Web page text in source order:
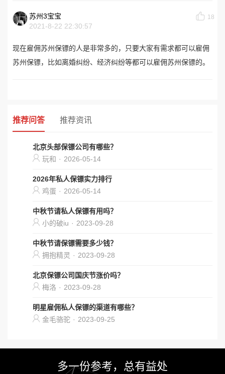
苏州3宝宝
2021-8-22 22:30:57
18
现在雇佣苏州保镖的人是非常多的，只要大家有需求都可以雇佣
苏州保镖，比如离婚纠纷、经济纠纷等都可以雇佣苏州保镖的。
推荐问答 推荐资讯
北京头部保镖公司有哪些？
玩和 · 2026-05-14
2026年私人保镖实力排行
鸡蛋 · 2026-05-14
中秋节请私人保镖有用吗？
小的破iu · 2023-09-28
中秋节请保镖需要多少钱？
拥抱精灵 · 2023-09-28
北京保镖公司国庆节涨价吗？
梅洛 · 2023-09-28
明星雇佣私人保镖的渠道有哪些？
金毛骆驼 · 2023-09-25
多一份参考，总有益处